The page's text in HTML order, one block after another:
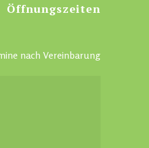
Öffnungszeiten
nach Vereinbarung